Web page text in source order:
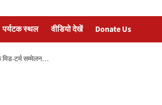
पर्यटक स्थल वीडियो देखें Donate Us
मिड-टर्म सम्मेलन…